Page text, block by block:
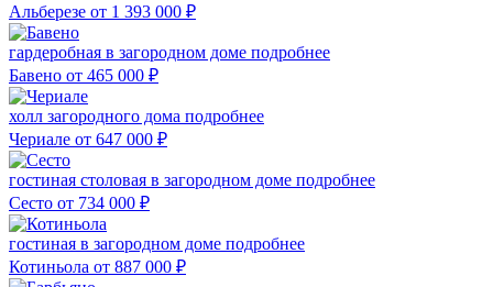
Альберезе от 1 393 000 ₽
гардеробная в загородном доме подробнее
Бавено от 465 000 ₽
холл загородного дома подробнее
Чериале от 647 000 ₽
гостиная столовая в загородном доме подробнее
Сесто от 734 000 ₽
гостиная в загородном доме подробнее
Котиньола от 887 000 ₽